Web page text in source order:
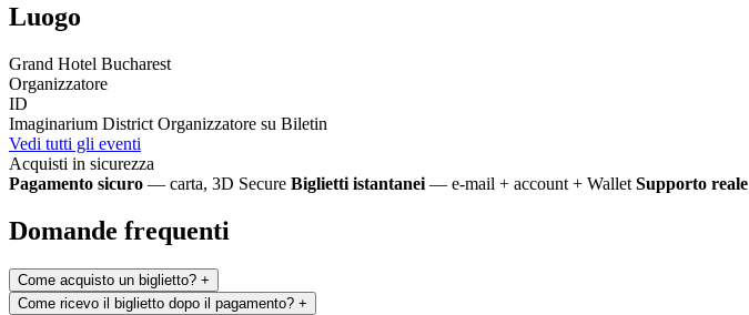
Luogo
Grand Hotel Bucharest
Organizzatore
ID
Imaginarium District Organizzatore su Biletin
Vedi tutti gli eventi
Acquisti in sicurezza
Pagamento sicuro — carta, 3D Secure Biglietti istantanei — e-mail + account + Wallet Supporto reale
Domande frequenti
Come acquisto un biglietto? +
Come ricevo il biglietto dopo il pagamento? +